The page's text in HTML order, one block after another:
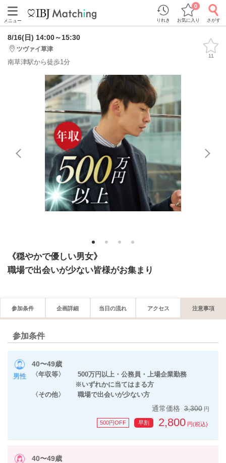
メニュー りれき お気に入り
0
さがす
8/16(日) 14:00～15:30
ツヴァイ草津
南草津駅から徒歩1分
11
1 2 3 4
《穏やかで優しい男女》
職場で出会いが少ない皆様がお集まり
参加条件 企画詳細 当日の流れ アクセス 注意事項
参加条件
男性
40〜49歳
〈年収等〉 500万円以上・公務員・上場企業勤務
※いずれかに当てはまる方
〈その他〉 職場で出会いが少ない方
通常価格 3,300 円
500円OFF 早割 2,800 円(税込)
40〜49歳